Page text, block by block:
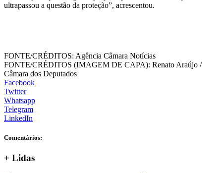
ultrapassou a questão da proteção”, acrescentou.
FONTE/CRÉDITOS: Agência Câmara Notícias
FONTE/CRÉDITOS (IMAGEM DE CAPA): Renato Araújo /
Câmara dos Deputados
Facebook
Twitter
Whatsapp
Telegram
LinkedIn
Comentários:
+ Lidas